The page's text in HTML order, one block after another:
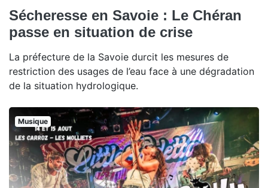
Sécheresse en Savoie : Le Chéran
passe en situation de crise
La préfecture de la Savoie durcit les mesures de
restriction des usages de l’eau face à une dégradation
de la situation hydrologique.
Musique